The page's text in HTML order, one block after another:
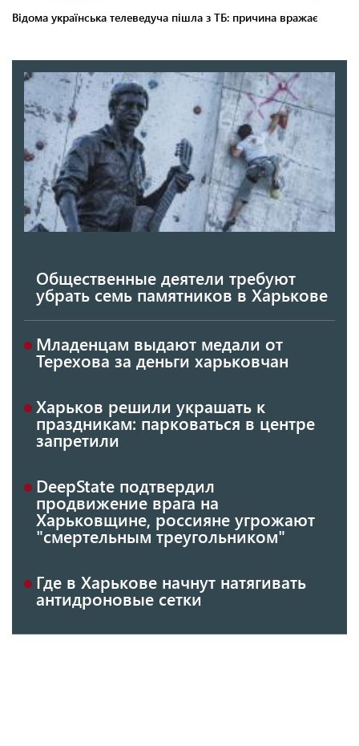
Общественные деятели требуют
убрать семь памятников в Харькове
Младенцам выдают медали от
Терехова за деньги харьковчан
Харьков решили украшать к
праздникам: парковаться в центре
запретили
DeepState подтвердил
продвижение врага на
Харьковщине, россияне угрожают
"смертельным треугольником"
Где в Харькове начнут натягивать
антидроновые сетки